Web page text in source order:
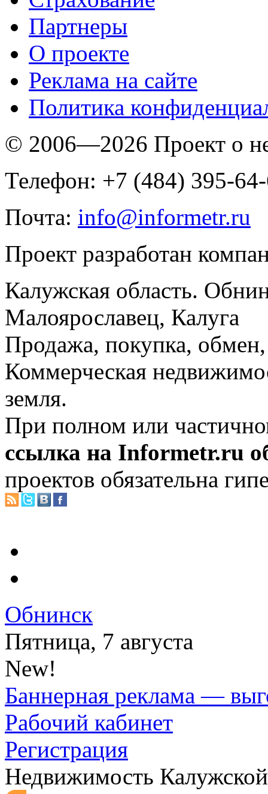
Партнеры
O проекте
Реклама на сайте
Политика
© 2006—2026 Проект о
Телефон: +7 (484) 395-
Почта: info@informetr.ru
Проект разработан
Калужская область.
Малоярославец, Калуга
Продажа, покупка, обмен,
Коммерческая
земля.
При полном или
ссылка на Informetr.ru
проектов обязательна
Обнинск
Пятница, 7 августа
New!
Баннерная реклама —
Рабочий кабинет
Регистрация
Недвижимость